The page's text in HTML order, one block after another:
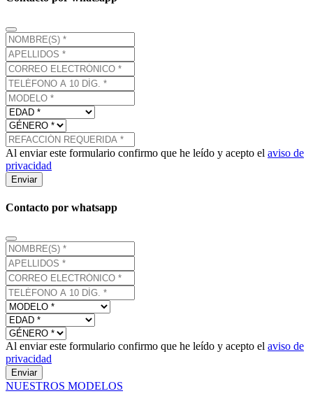
Al enviar este formulario confirmo que he leído y acepto el aviso de
privacidad
Enviar
Contacto por whatsapp
Al enviar este formulario confirmo que he leído y acepto el aviso de
privacidad
Enviar
NUESTROS MODELOS